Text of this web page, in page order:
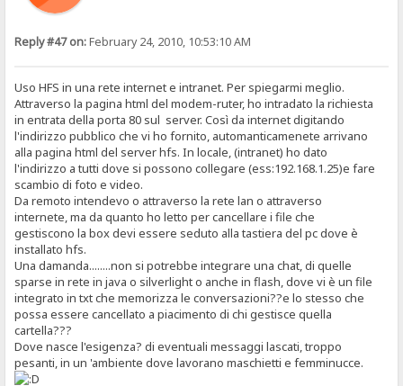
Reply #47 on:February 24, 2010, 10:53:10 AM
Uso HFS in una rete internet e intranet. Per spiegarmi meglio.
Attraverso la pagina html del modem-ruter, ho intradato la richiesta
in entrata della porta 80 sul server. Così da internet digitando
l'indirizzo pubblico che vi ho fornito, automanticamenete arrivano
alla pagina html del server hfs. In locale, (intranet) ho dato
l'indirizzo a tutti dove si possono collegare (ess:192.168.1.25)e fare
scambio di foto e video.
Da remoto intendevo o attraverso la rete lan o attraverso
internete, ma da quanto ho letto per cancellare i file che
gestiscono la box devi essere seduto alla tastiera del pc dove è
installato hfs.
Una damanda........non si potrebbe integrare una chat, di quelle
sparse in rete in java o silverlight o anche in flash, dove vi è un file
integrato in txt che memorizza le conversazioni??e lo stesso che
possa essere cancellato a piacimento di chi gestisce quella
cartella???
Dove nasce l'esigenza? di eventuali messaggi lascati, troppo
pesanti, in un 'ambiente dove lavorano maschietti e femminucce.